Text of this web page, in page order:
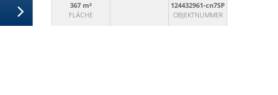
367 m²
FLÄCHE
124432961-cn7SP
OBJEKTNUMMER